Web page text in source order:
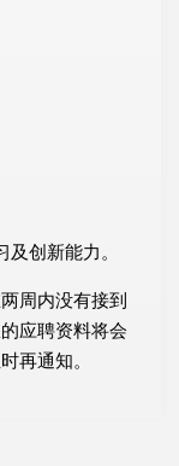
创新能力。
周内没有接到
应聘资料将会
再通知。